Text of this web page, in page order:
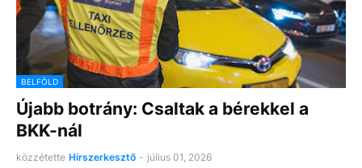
BELFÖLD
Újabb botrány: Csaltak a bérekkel a
BKK-nál
közzétette Hírszerkesztő - július 01, 2026